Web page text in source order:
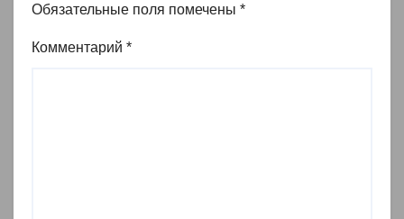
Обязательные поля помечены *
Комментарий *